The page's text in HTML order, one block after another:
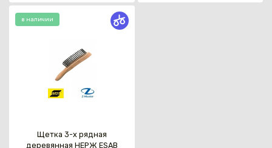
в наличии
Щетка 3-х рядная
деревянная НЕРЖ ESAB